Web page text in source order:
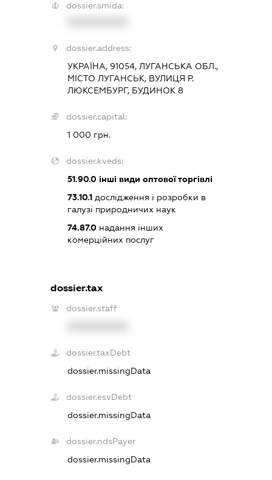
dossier.smida:
dossier.address:
УКРАЇНА, 91054, ЛУГАНСЬКА ОБЛ.,
МІСТО ЛУГАНСЬК, ВУЛИЦЯ Р.
ЛЮКСЕМБУРГ, БУДИНОК 8
dossier.capital:
1 000 грн.
dossier.kveds:
51.90.0 інші види оптової торгівлі
73.10.1 дослідження і розробки в
галузі природничих наук
74.87.0 надання інших
комерційних послуг
dossier.tax
dossier.staff
dossier.taxDebt
dossier.missingData
dossier.esvDebt
dossier.missingData
dossier.ndsPayer
dossier.missingData